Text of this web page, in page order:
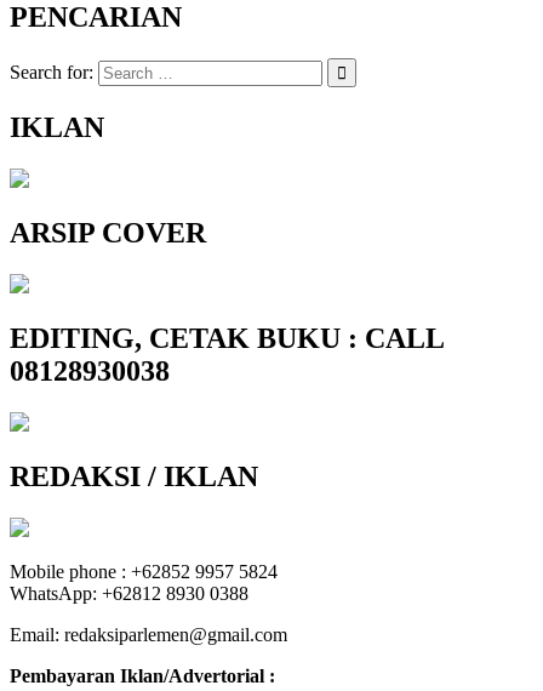
PENCARIAN
Search for:
IKLAN
ARSIP COVER
EDITING, CETAK BUKU : CALL
08128930038
REDAKSI / IKLAN
Mobile phone : +62852 9957 5824
WhatsApp: +62812 8930 0388
Email: redaksiparlemen@gmail.com
Pembayaran Iklan/Advertorial :